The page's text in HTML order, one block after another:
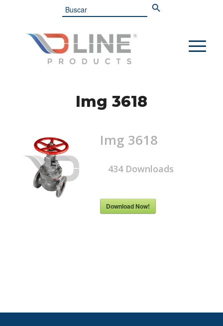
Img 3618
Img 3618
434Downloads
Download Now!